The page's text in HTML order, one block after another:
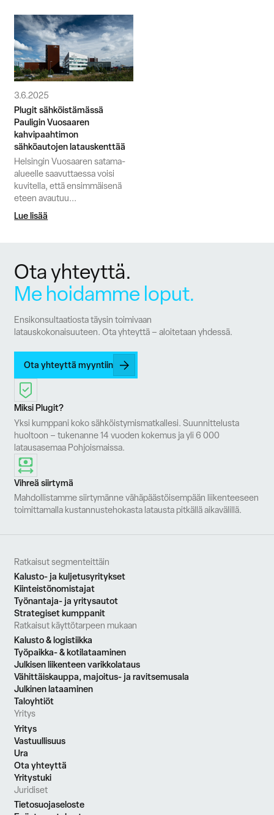
3.6.2025
Plugit sähköistämässä
Pauligin Vuosaaren
kahvipaahtimon
sähköautojen latauskenttää
Helsingin Vuosaaren satama-
alueelle saavuttaessa voisi
kuvitella, että ensimmäisenä
eteen avautuu...
Lue lisää
Ota yhteyttä.
Me hoidamme loput.
Ensikonsultaatiosta täysin toimivaan
latauskokonaisuuteen. Ota yhteyttä – aloitetaan yhdessä.
Ota yhteyttä myyntiin
Miksi Plugit?
Yksi kumppani koko sähköistymismatkallesi. Suunnittelusta
huoltoon – tukenanne 14 vuoden kokemus ja yli 6 000
latausasemaa Pohjoismaissa.
Vihreä siirtymä
Mahdollistamme siirtymänne vähäpäästöisempään liikenteeseen
toimittamalla kustannustehokasta latausta pitkällä aikavälillä.
Ratkaisut segmenteittäin
Kalusto- ja kuljetusyritykset
Kiinteistönomistajat
Työnantaja- ja yritysautot
Strategiset kumppanit
Ratkaisut käyttötarpeen mukaan
Kalusto & logistiikka
Työpaikka- & kotilataaminen
Julkisen liikenteen varikkolataus
Vähittäiskauppa, majoitus- ja ravitsemusala
Julkinen lataaminen
Taloyhtiöt
Yritys
Yritys
Vastuullisuus
Ura
Ota yhteyttä
Yritystuki
Juridiset
Tietosuojaseloste